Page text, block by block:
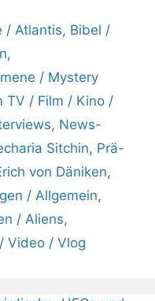
/ Atlantis, Bibel /
,
/ Mystery
TV / Film / Kino /
, News-
Sitchin, Prä-
von Däniken,
/ Allgemein,
/ Aliens,
Video / Vlog